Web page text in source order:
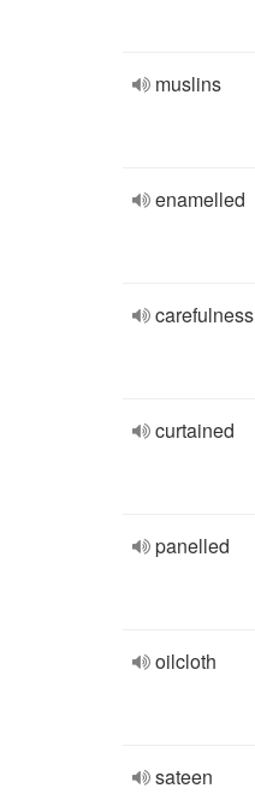
muslins
enamelled
carefulness
curtained
panelled
oilcloth
sateen